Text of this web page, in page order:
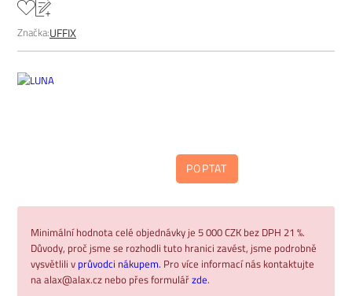
Značka:UFFIX
POPTAT
Minimální hodnota celé objednávky je 5 000 CZK bez DPH 21 %.
Důvody, proč jsme se rozhodli tuto hranici zavést, jsme podrobně
vysvětlili v průvodci nákupem. Pro více informací nás kontaktujte
na alax@alax.cz nebo přes formulářzde.